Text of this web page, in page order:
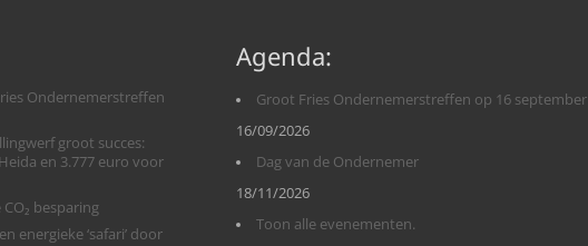
Ondernemerstreffen
groot succes:
en 3.777 euro voor
besparing
energieke ‘safari’ door
Agenda:
Groot Fries Ondernemerstreffen op 16 september
16/09/2026
Dag van de Ondernemer
18/11/2026
Toon alle evenementen.